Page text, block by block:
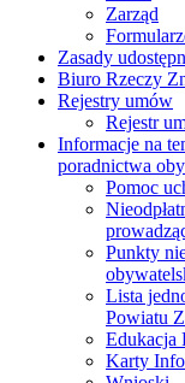
Zarząd
Zasady
Biuro Rzeczy
Rejestry umów
Rejestr
Informacje na
poradnictwa
Pomoc
Punkty
Lista
Powiatu
Edukacja
Karty